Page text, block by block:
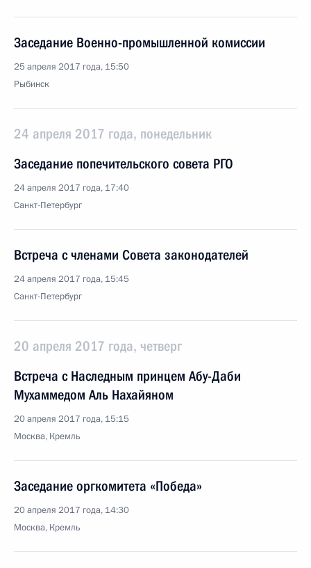
Заседание Военно-промышленной комиссии
25 апреля 2017 года, 15:50
Рыбинск
24 апреля 2017 года, понедельник
Заседание попечительского совета РГО
24 апреля 2017 года, 17:40
Санкт-Петербург
Встреча с членами Совета законодателей
24 апреля 2017 года, 15:45
Санкт-Петербург
20 апреля 2017 года, четверг
Встреча с Наследным принцем Абу-Даби
Мухаммедом Аль Нахайяном
20 апреля 2017 года, 15:15
Москва, Кремль
Заседание оргкомитета «Победа»
20 апреля 2017 года, 14:30
Москва, Кремль